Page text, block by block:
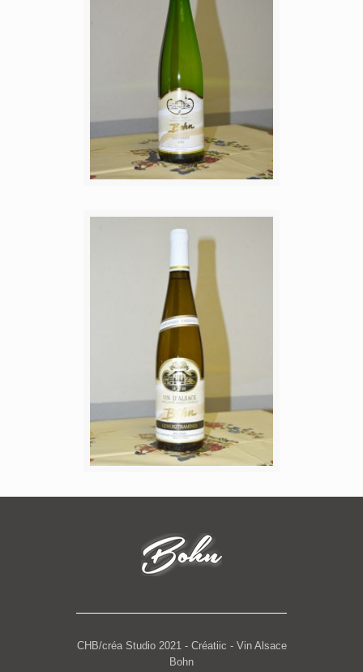
CHB/créa Studio 2021 - Créatiic - Vin Alsace
Bohn